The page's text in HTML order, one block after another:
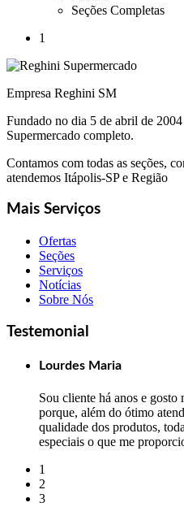
Seções Completas
1
Empresa Reghini SM
Fundado no dia 5 de abril de
Supermercado completo.
Contamos com todas as seções,
atendemos Itápolis-SP e Região
Mais Serviços
Ofertas
Seções
Serviços
Notícias
Sobre Nós
Testemonial
Lourdes Maria
Sou cliente há anos e
porque, além do ótimo
qualidade dos produtos,
especiais o que me
1
2
3